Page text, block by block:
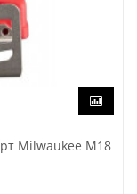
Milwaukee M18